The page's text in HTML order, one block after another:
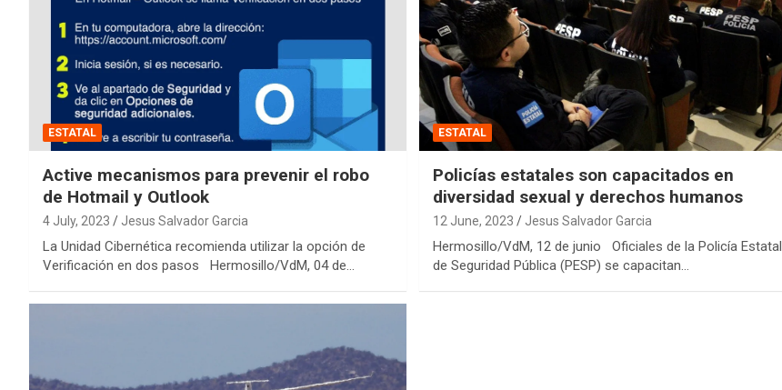
ESTATAL
Active mecanismos para prevenir el robo
de Hotmail y Outlook
4 July, 2023 Jesus Salvador Garcia
La Unidad Cibernética recomienda utilizar la opción de
Verificación en dos pasos Hermosillo/VdM, 04 de…
ESTATAL
Policías estatales son capacitados en
diversidad sexual y derechos humanos
12 June, 2023 Jesus Salvador Garcia
Hermosillo/VdM, 12 de junio Oficiales de la Policía Estatal
de Seguridad Pública (PESP) se capacitan…